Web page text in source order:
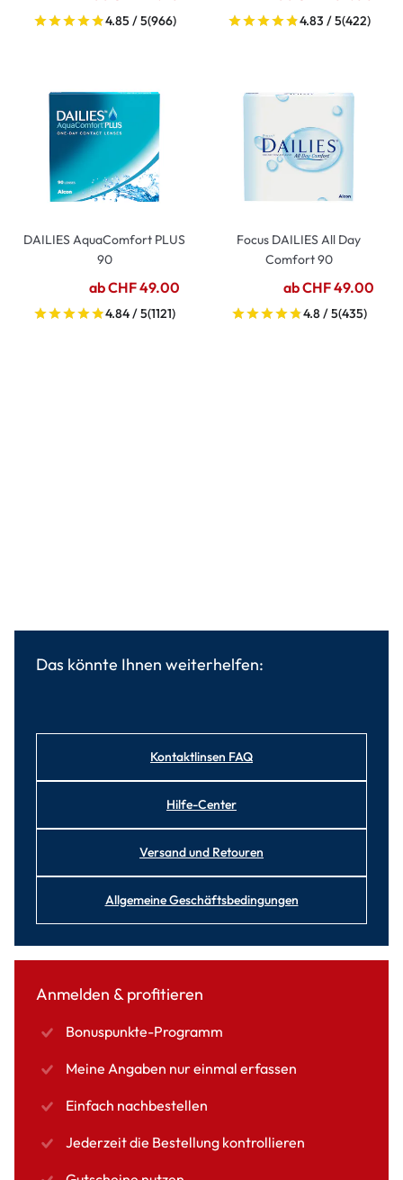
4.85 / 5(966) 4.83 / 5(422)
DAILIES AquaComfort PLUS
90
ab CHF 49.00
4.84 / 5(1121)
Focus DAILIES All Day
Comfort 90
ab CHF 49.00
4.8 / 5(435)
Das könnte Ihnen weiterhelfen:
Kontaktlinsen FAQ
Hilfe-Center
Versand und Retouren
Allgemeine Geschäftsbedingungen
Anmelden & profitieren
Bonuspunkte-Programm
Meine Angaben nur einmal erfassen
Einfach nachbestellen
Jederzeit die Bestellung kontrollieren